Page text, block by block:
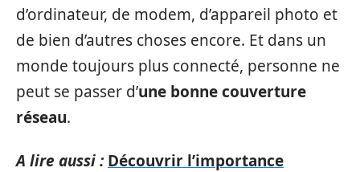
d’ordinateur, de modem, d’appareil photo et
de bien d’autres choses encore. Et dans un
monde toujours plus connecté, personne ne
peut se passer d’une bonne couverture
réseau.
A lire aussi : Découvrir l’importance